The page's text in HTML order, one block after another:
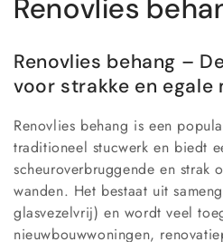
C
o
l
l
e
c
t
Renovlies
Renovlies behang –
voor strakke en egale
Renovlies behang is een
traditioneel stucwerk en biedt
scheuroverbruggende en strak
wanden. Het bestaat uit
glasvezelvrij) en wordt veel
nieuwbouwwoningen,